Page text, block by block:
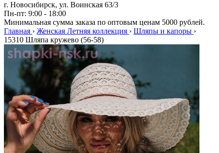
г. Новосибирск, ул. Воинская 63/3
Пн-пт: 9:00 - 18:00
Минимальная сумма заказа по оптовым ценам 5000 рублей.
Главная › Женская Летняя коллекция › Шляпы и капоры ›
15310 Шляпа кружево (56-58)